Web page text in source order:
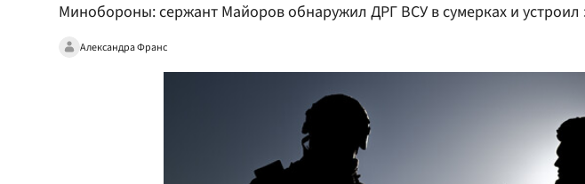
Минобороны: сержант Майоров обнаружил ДРГ ВСУ в сумерках и устроил
Александра Франс